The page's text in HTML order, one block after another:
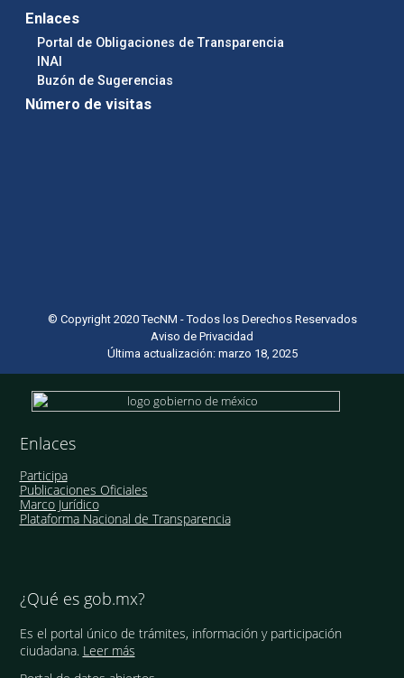
Enlaces
Portal de Obligaciones de Transparencia
INAI
Buzón de Sugerencias
Número de visitas
© Copyright 2020 TecNM - Todos los Derechos Reservados
Aviso de Privacidad
Última actualización: marzo 18, 2025
Enlaces
Participa
Publicaciones Oficiales
Marco Jurídico
Plataforma Nacional de Transparencia
¿Qué es gob.mx?
Es el portal único de trámites, información y participación
ciudadana. Leer más